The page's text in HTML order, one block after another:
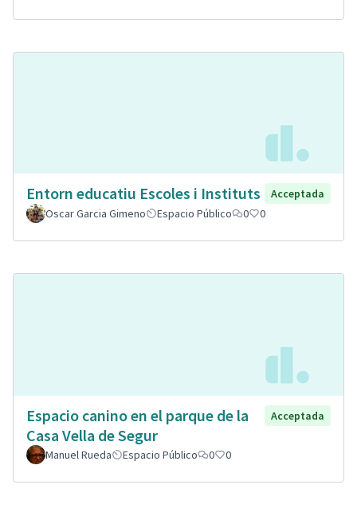
Entorn educatiu Escoles i Instituts
Acceptada
Oscar Garcia Gimeno
Espacio Público 0 0
Espacio canino en el parque de la
Casa Vella de Segur
Acceptada
Manuel Rueda Espacio Público 0 0